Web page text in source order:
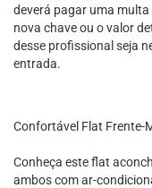
deverá pagar uma
nova chave ou o valor
desse profissional seja
entrada.
Confortável Flat Frente-
Conheça este flat
ambos com ar-